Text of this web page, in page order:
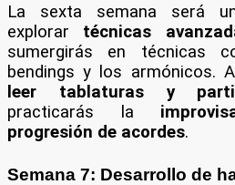
La sexta semana será
explorar técnicas
sumergirás en técnicas
bendings y los armónicos.
leer tablaturas y
practicarás la
progresión de acordes.
Semana 7: Desarrollo de